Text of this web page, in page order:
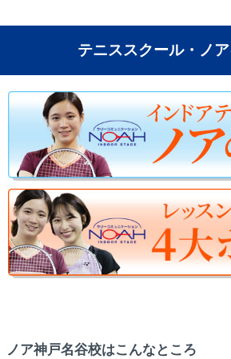
テニススクール・ノ
ノア神戸名谷校はこんなところ